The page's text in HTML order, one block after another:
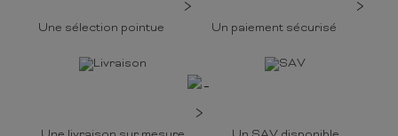
Une sélection pointue Un paiement sécurisé